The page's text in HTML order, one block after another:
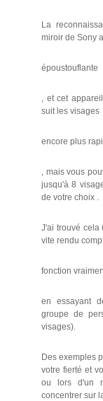
La
miroir de Sony
époustouflante
, et cet
suit les visages
encore plus
, mais vous
jusqu'à 8
de votre choix .
J'ai trouvé cela
vite rendu
fonction
en essayant
groupe de
visages).
Des exemples
votre fierté et
ou lors d'un
concentrer sur